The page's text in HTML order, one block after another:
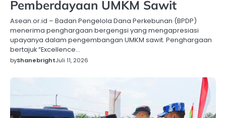
Pemberdayaan UMKM Sawit
Asean.or.id – Badan Pengelola Dana Perkebunan (BPDP)
menerima penghargaan bergengsi yang mengapresiasi
upayanya dalam pengembangan UMKM sawit. Penghargaan
bertajuk “Excellence…
byShanebrightJuli 11, 2026